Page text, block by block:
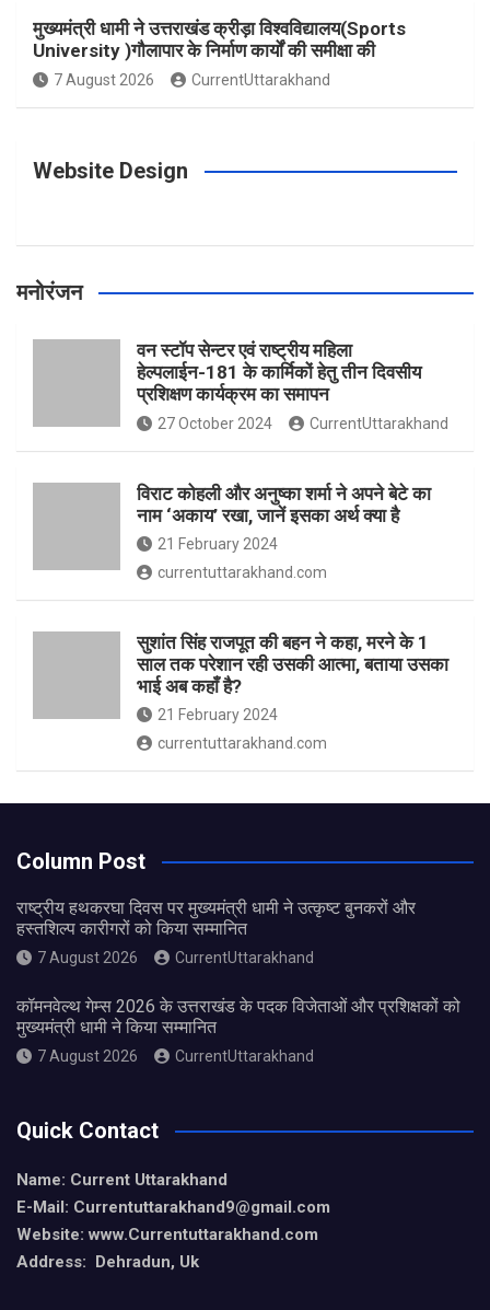
k a s
मुख्यमंत्री धामी ने उत्तराखंड क्रीड़ा विश्वविद्यालय(Sports
University )गौलापार के निर्माण कार्यों की समीक्षा की
7 August 2026 CurrentUttarakhand
Website Design
मनोरंजन
वन स्टॉप सेन्टर एवं राष्ट्रीय महिला
हेल्पलाईन-181 के कार्मिकों हेतु तीन दिवसीय
प्रशिक्षण कार्यक्रम का समापन
27 October 2024 CurrentUttarakhand
विराट कोहली और अनुष्का शर्मा ने अपने बेटे का
नाम ‘अकाय’ रखा, जानें इसका अर्थ क्‍या है
21 February 2024
currentuttarakhand.com
सुशांत सिंह राजपूत की बहन ने कहा, मरने के 1
साल तक परेशान रही उसकी आत्मा, बताया उसका
भाई अब कहाँ है?
21 February 2024
currentuttarakhand.com
Column Post
राष्ट्रीय हथकरघा दिवस पर मुख्यमंत्री धामी ने उत्कृष्ट बुनकरों और
हस्तशिल्प कारीगरों को किया सम्मानित
7 August 2026 CurrentUttarakhand
कॉमनवेल्थ गेम्स 2026 के उत्तराखंड के पदक विजेताओं और प्रशिक्षकों को
मुख्यमंत्री धामी ने किया सम्मानित
7 August 2026 CurrentUttarakhand
Quick Contact
Name: Current Uttarakhand
E-Mail: Currentuttarakhand9@gmail.com
Website: www.Currentuttarakhand.com
Address: Dehradun, Uk